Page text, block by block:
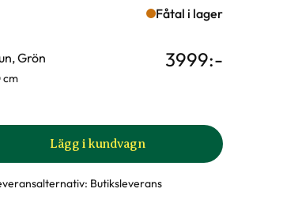
Fåtal i lager
Grön
cm
3999:-
Lägg i kundvagn
Butiksleverans